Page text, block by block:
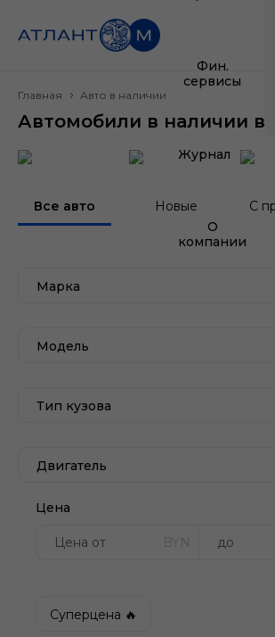
Фин.
сервисы
Журнал
О
компании
Главная Авто в наличии
Автомобили в наличии в
Все авто Новые С
Марка
Модель
Тип кузова
Двигатель
Цена
BYN
Суперцена 🔥